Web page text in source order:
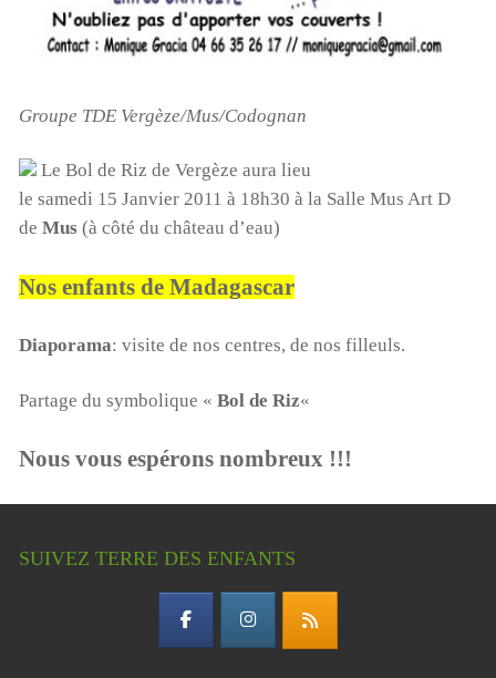
Groupe TDE Vergèze/Mus/Codognan
Le Bol de Riz de Vergèze aura lieu
le samedi 15 Janvier 2011 à 18h30 à la Salle Mus Art D
de Mus(à côté du château d’eau)
Nos enfants de Madagascar
Diaporama: visite de nos centres, de nos filleuls.
Partage du symbolique « Bol de Riz«
Nous vous espérons nombreux !!!
SUIVEZ TERRE DES ENFANTS